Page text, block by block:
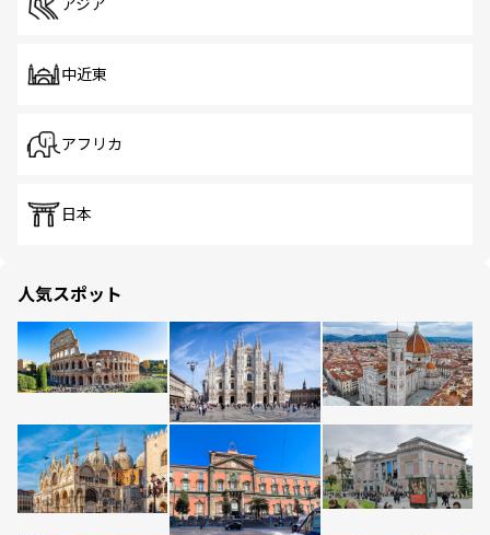
アジア
中近東
アフリカ
日本
人気スポット